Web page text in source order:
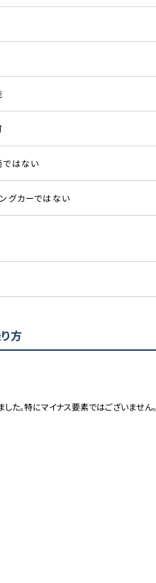
はない
グカーではない
方
た。特にマイナス要素ではございません。